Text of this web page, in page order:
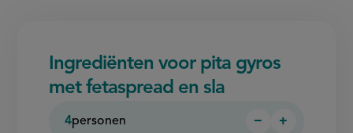
Ingrediënten voor pita gyros
met fetaspread en sla
4personen
Persoon
−
Persoon
+